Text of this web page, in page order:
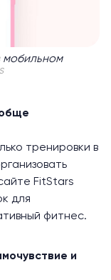
мобильном
тренировки в
FitStars
для
фитнес.
и